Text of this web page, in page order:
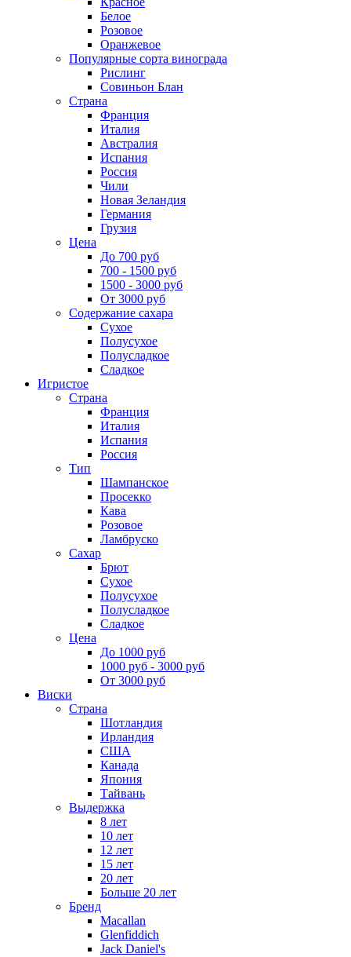
Белое
Розовое
Оранжевое
Популярные сорта винограда
Рислинг
Совиньон Блан
Страна
Франция
Италия
Австралия
Испания
Россия
Чили
Новая Зеландия
Германия
Грузия
Цена
До 700 руб
700 - 1500 руб
1500 - 3000 руб
От 3000 руб
Содержание сахара
Сухое
Полусухое
Полусладкое
Сладкое
Игристое
Страна
Франция
Италия
Испания
Россия
Тип
Шампанское
Просекко
Кава
Розовое
Ламбруско
Сахар
Брют
Сухое
Полусухое
Полусладкое
Сладкое
Цена
До 1000 руб
1000 руб - 3000 руб
От 3000 руб
Виски
Страна
Шотландия
Ирландия
США
Канада
Япония
Тайвань
Выдержка
8 лет
10 лет
12 лет
15 лет
20 лет
Больше 20 лет
Бренд
Macallan
Glenfiddich
Jack Daniel's